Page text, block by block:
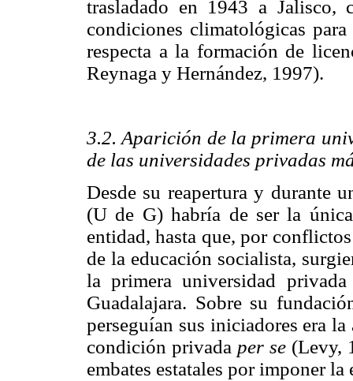
trasladado en 1943 a Jalisco,
condiciones climatológicas
respecta a la formación de
Reynaga y Hernández, 1997).
3.2. Aparición de la primera
de las universidades privadas
Desde su reapertura y durante
(U de G) habría de ser la
entidad, hasta que, por
de la educación socialista,
la primera universidad
Guadalajara. Sobre su
perseguían sus iniciadores era
condición privada per se (Levy,
embates estatales por imponer